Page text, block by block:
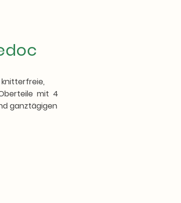
mit 4
ganztägigen